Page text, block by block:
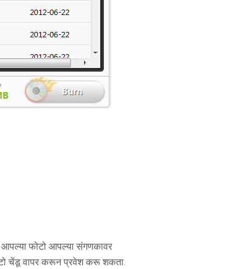
फोटो आपल्या संगणकावर
चेंडू वापर करून प्रवेश करू शकता.